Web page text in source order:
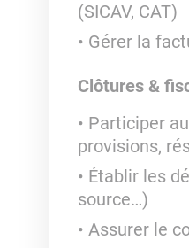
(SICAV, CAT)
Gérer la
Clôtures &
Participer
provisions,
Établir les
source…)
Assurer le